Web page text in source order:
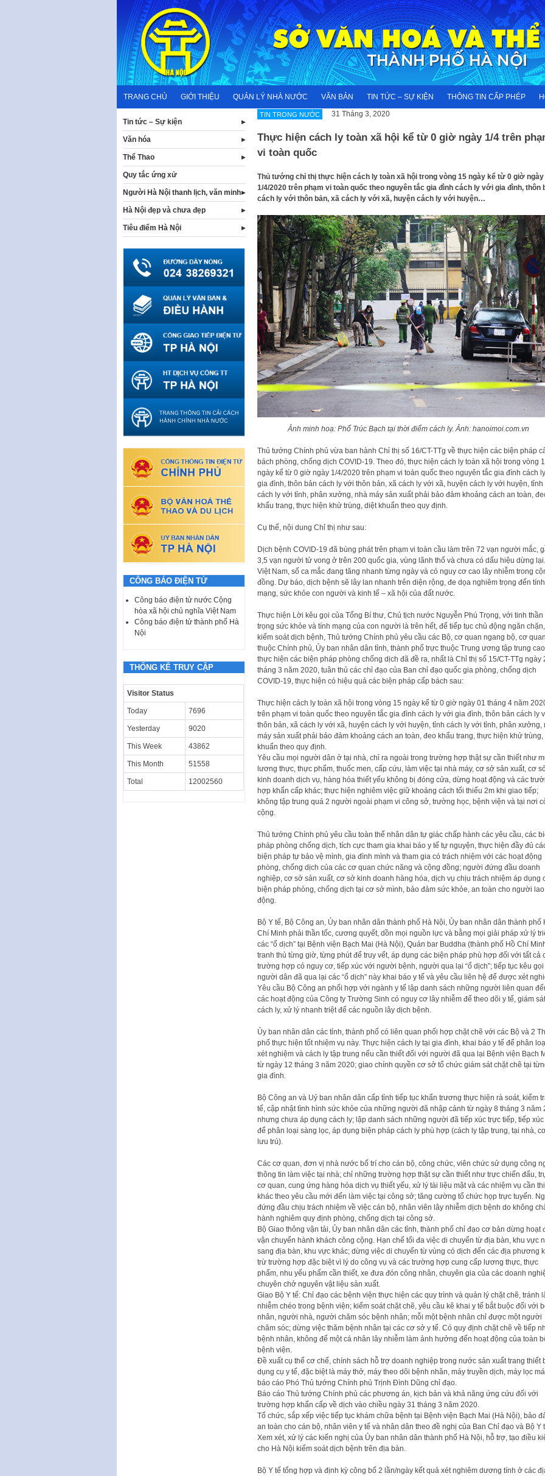
content
TRANG CHỦ GIỚI THIỆU QUẢN LÝ NHÀ NƯỚC VĂN BẢN TIN TỨC – SỰ KIỆN THÔNG TIN CẤP PHÉP
TIN TRONG NƯỚC 31 Tháng 3, 2020
Thực hiện cách ly toàn xã hội kể từ 0 giờ ngày 1/4 trên
vi toàn quốc
Thủ tướng chỉ thị thực hiện cách ly toàn xã hội trong vòng 15 ngày kể từ 0 giờ ngày
1/4/2020 trên phạm vi toàn quốc theo nguyên tắc gia đình cách ly với gia đình, thôn
cách ly với thôn bản, xã cách ly với xã, huyện cách ly với huyện…
Ảnh minh hoạ: Phố Trúc Bạch tại thời điểm cách ly. Ảnh: hanoimoi.com.vn
Thủ tướng Chính phủ vừa ban hành Chỉ thị số 16/CT-TTg về thực hiện các biện pháp
bách phòng, chống dịch COVID-19. Theo đó, thực hiện cách ly toàn xã hội trong vòng
ngày kể từ 0 giờ ngày 1/4/2020 trên phạm vi toàn quốc theo nguyên tắc gia đình cách
gia đình, thôn bản cách ly với thôn bản, xã cách ly với xã, huyện cách ly với huyện, tỉnh
cách ly với tỉnh, phân xưởng, nhà máy sản xuất phải bảo đảm khoảng cách an toàn,
khẩu trang, thực hiện khử trùng, diệt khuẩn theo quy định.
Cụ thể, nội dung Chỉ thị như sau:
Dịch bệnh COVID-19 đã bùng phát trên phạm vi toàn cầu làm trên 72 vạn người mắc,
3,5 vạn người tử vong ở trên 200 quốc gia, vùng lãnh thổ và chưa có dấu hiệu dừng
Việt Nam, số ca mắc đang tăng nhanh từng ngày và có nguy cơ cao lây nhiễm trong
đồng. Dự báo, dịch bệnh sẽ lây lan nhanh trên diện rộng, đe dọa nghiêm trọng đến tính
mạng, sức khỏe con người và kinh tế – xã hội của đất nước.
Thực hiện Lời kêu gọi của Tổng Bí thư, Chủ tịch nước Nguyễn Phú Trọng, với tinh thần
trọng sức khỏe và tính mạng của con người là trên hết, để tiếp tục chủ động ngăn chặn,
kiểm soát dịch bệnh, Thủ tướng Chính phủ yêu cầu các Bộ, cơ quan ngang bộ, cơ quan
thuộc Chính phủ, Ủy ban nhân dân tỉnh, thành phố trực thuộc Trung ương tập trung
thực hiện các biện pháp phòng chống dịch đã đề ra, nhất là Chỉ thị số 15/CT-TTg ngày
tháng 3 năm 2020, tuân thủ các chỉ đạo của Ban chỉ đạo quốc gia phòng, chống dịch
COVID-19, thực hiện có hiệu quả các biện pháp cấp bách sau:
Thực hiện cách ly toàn xã hội trong vòng 15 ngày kể từ 0 giờ ngày 01 tháng 4 năm
trên phạm vi toàn quốc theo nguyên tắc gia đình cách ly với gia đình, thôn bản cách ly
thôn bản, xã cách ly với xã, huyện cách ly với huyện, tỉnh cách ly với tỉnh, phân xưởng,
máy sản xuất phải bảo đảm khoảng cách an toàn, đeo khẩu trang, thực hiện khử trùng,
khuẩn theo quy định.
Yêu cầu mọi người dân ở tại nhà, chỉ ra ngoài trong trường hợp thật sự cần thiết như
lương thực, thực phẩm, thuốc men, cấp cứu, làm việc tại nhà máy, cơ sở sản xuất, cơ
kinh doanh dịch vụ, hàng hóa thiết yếu không bị đóng cửa, dừng hoạt động và các
hợp khẩn cấp khác; thực hiện nghiêm việc giữ khoảng cách tối thiểu 2m khi giao tiếp;
không tập trung quá 2 người ngoài phạm vi công sở, trường học, bệnh viện và tại nơi
cộng.
Thủ tướng Chính phủ yêu cầu toàn thể nhân dân tự giác chấp hành các yêu cầu, các
pháp phòng chống dịch, tích cực tham gia khai báo y tế tự nguyện, thực hiện đầy đủ
biện pháp tự bảo vệ mình, gia đình mình và tham gia có trách nhiệm với các hoạt động
phòng, chống dịch của các cơ quan chức năng và cộng đồng; người đứng đầu doanh
nghiệp, cơ sở sản xuất, cơ sở kinh doanh hàng hóa, dịch vụ chịu trách nhiệm áp dụng
biện pháp phòng, chống dịch tại cơ sở mình, bảo đảm sức khỏe, an toàn cho người lao
động.
Bộ Y tế, Bộ Công an, Ủy ban nhân dân thành phố Hà Nội, Ủy ban nhân dân thành phố
Chí Minh phải thần tốc, cương quyết, dồn mọi nguồn lực và bằng mọi giải pháp xử lý
các “ổ dịch” tại Bệnh viện Bạch Mai (Hà Nội), Quán bar Buddha (thành phố Hồ Chí
tranh thủ từng giờ, từng phút để truy vết, áp dụng các biện pháp phù hợp đối với tất cả
trường hợp có nguy cơ, tiếp xúc với người bệnh, người qua lại “ổ dịch”; tiếp tục kêu gọi
người dân đã qua lại các “ổ dịch” này khai báo y tế và yêu cầu liên hệ để được xét
Yêu cầu Bộ Công an phối hợp với ngành y tế lập danh sách những người liên quan
các hoạt động của Công ty Trường Sinh có nguy cơ lây nhiễm để theo dõi y tế, giám
cách ly, xử lý nhanh triệt để các nguồn lây dịch bệnh.
Ủy ban nhân dân các tỉnh, thành phố có liên quan phối hợp chặt chẽ với các Bộ và 2
phố thực hiện tốt nhiệm vụ này. Thực hiện cách ly tại gia đình, khai báo y tế để phân
xét nghiệm và cách ly tập trung nếu cần thiết đối với người đã qua lại Bệnh viện Bạch
từ ngày 12 tháng 3 năm 2020; giao chính quyền cơ sở tổ chức giám sát chặt chẽ tại
gia đình.
Bộ Công an và Uỷ ban nhân dân cấp tỉnh tiếp tục khẩn trương thực hiện rà soát, kiểm
tế, cập nhật tình hình sức khỏe của những người đã nhập cảnh từ ngày 8 tháng 3 năm
nhưng chưa áp dụng cách ly; lập danh sách những người đã tiếp xúc trực tiếp, tiếp xúc
để phân loại sàng lọc, áp dụng biện pháp cách ly phù hợp (cách ly tập trung, tại nhà,
lưu trú).
Các cơ quan, đơn vị nhà nước bố trí cho cán bộ, công chức, viên chức sử dụng công
thông tin làm việc tại nhà; chỉ những trường hợp thật sự cần thiết như trực chiến đấu,
cơ quan, cung ứng hàng hóa dịch vụ thiết yếu, xử lý tài liệu mật và các nhiệm vụ cần
khác theo yêu cầu mới đến làm việc tại công sở; tăng cường tổ chức họp trực tuyến.
đứng đầu chịu trách nhiệm về việc cán bộ, nhân viên lây nhiễm dịch bệnh do không
hành nghiêm quy định phòng, chống dịch tại công sở.
Bộ Giao thông vận tải, Ủy ban nhân dân các tỉnh, thành phố chỉ đạo cơ bản dừng hoạt
vận chuyển hành khách công cộng. Hạn chế tối đa việc di chuyển từ địa bàn, khu vực
sang địa bàn, khu vực khác; dừng việc di chuyển từ vùng có dịch đến các địa phương
trừ trường hợp đặc biệt vì lý do công vụ và các trường hợp cung cấp lương thực, thực
phẩm, nhu yếu phẩm cần thiết, xe đưa đón công nhân, chuyên gia của các doanh
chuyên chở nguyên vật liệu sản xuất.
Giao Bộ Y tế: Chỉ đạo các bệnh viện thực hiện các quy trình và quản lý chặt chẽ, tránh
nhiễm chéo trong bệnh viện; kiểm soát chặt chẽ, yêu cầu kê khai y tế bắt buộc đối với
nhân, người nhà, người chăm sóc bệnh nhân; mỗi một bệnh nhân chỉ được một người
chăm sóc; dừng việc thăm bệnh nhân tại các cơ sở y tế. Có quy định chặt chẽ về tiếp
bệnh nhân, không để một cá nhân lây nhiễm làm ảnh hưởng đến hoạt động của toàn
bệnh viện.
Đề xuất cụ thể cơ chế, chính sách hỗ trợ doanh nghiệp trong nước sản xuất trang thiết
dụng cụ y tế, đặc biệt là máy thở, máy theo dõi bệnh nhân, máy truyền dịch, máy lọc
báo cáo Phó Thủ tướng Chính phủ Trịnh Đình Dũng chỉ đạo.
Báo cáo Thủ tướng Chính phủ các phương án, kịch bản và khả năng ứng cứu đối với
trường hợp khẩn cấp về dịch vào chiều ngày 31 tháng 3 năm 2020.
Tổ chức, sắp xếp việc tiếp tục khám chữa bệnh tại Bệnh viện Bạch Mai (Hà Nội), bảo
an toàn cho cán bộ, nhân viên y tế và nhân dân theo đề nghị của Ban Chỉ đạo và Bộ Y
Xem xét, xử lý các kiến nghị của Ủy ban nhân dân thành phố Hà Nội, hỗ trợ, tạo điều
cho Hà Nội kiểm soát dịch bệnh trên địa bàn.
Bộ Y tế tổng hợp và định kỳ công bố 2 lần/ngày kết quả xét nghiêm dương tính ở các
Tin tức – Sự kiện
Văn hóa
Thể Thao
Quy tắc ứng xử
Người Hà Nội thanh lịch, văn minh
Hà Nội đẹp và chưa đẹp
Tiêu điểm Hà Nội
CÔNG BÁO ĐIỆN TỬ
Công báo điện tử nước Cộng
hòa xã hội chủ nghĩa Việt Nam
Công báo điện tử thành phố Hà
Nội
THỐNG KÊ TRUY CẬP
Visitor Status
Today 7696
Yesterday 9020
This Week 43862
This Month 51558
Total 12002560